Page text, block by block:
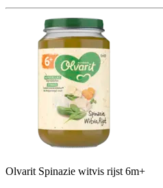
Olvarit Spinazie witvis rijst 6m+